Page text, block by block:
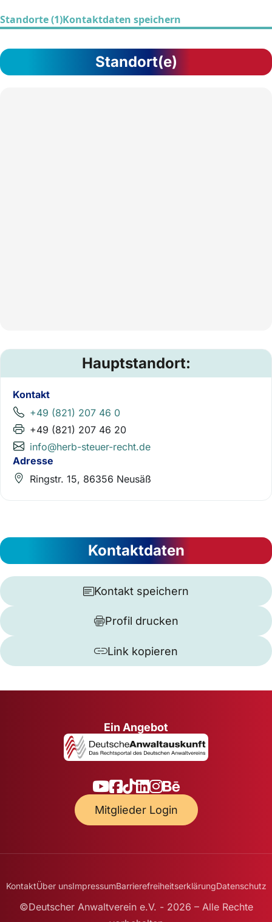
Standorte (1)Kontaktdaten speichern
Standort(e)
Hauptstandort:
Kontakt
+49 (821) 207 46 0
+49 (821) 207 46 20
info@herb-steuer-recht.de
Adresse
Ringstr. 15, 86356 Neusäß
Kontaktdaten
Kontakt speichern
Profil drucken
Link kopieren
Ein Angebot
Mitglieder Login
KontaktÜber unsImpressumBarrierefreiheitserklärungDatenschutz
©Deutscher Anwaltverein e.V. - 2026 – Alle Rechte